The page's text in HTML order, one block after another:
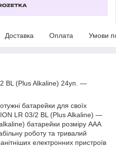
Доставка Оплата Умови
BL (Plus Alkaline) 24уп. —
батарейки для своїх
LR 03/2 BL (Plus Alkaline) —
батарейки розміру AAA
роботу та тривалий
електронних пристроїв